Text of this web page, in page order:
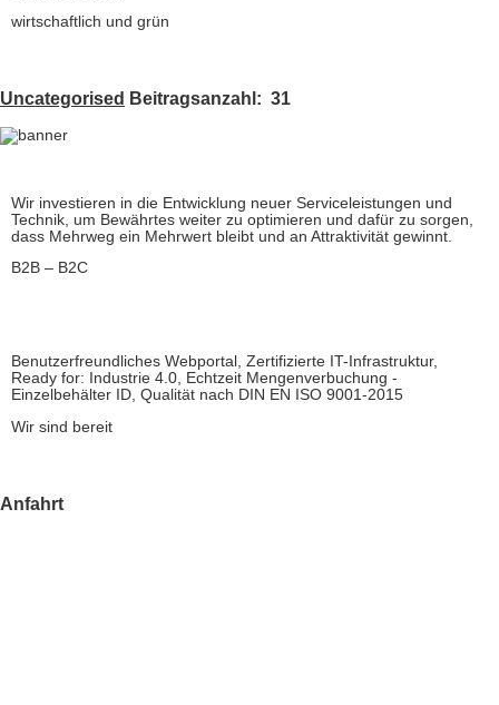
wirtschaftlich und grün
Uncategorised Beitragsanzahl: 31
Wir investieren in die Entwicklung neuer Serviceleistungen und
Technik, um Bewährtes weiter zu optimieren und dafür zu sorgen,
dass Mehrweg ein Mehrwert bleibt und an Attraktivität gewinnt.
B2B – B2C
Benutzerfreundliches Webportal, Zertifizierte IT-Infrastruktur,
Ready for: Industrie 4.0, Echtzeit Mengenverbuchung -
Einzelbehälter ID, Qualität nach DIN EN ISO 9001-2015
Wir sind bereit
Anfahrt